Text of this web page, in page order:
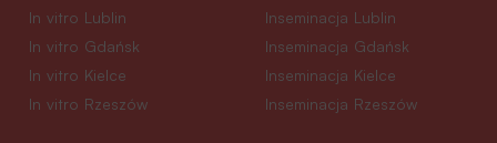
In vitro Lublin
In vitro Gdańsk
In vitro Kielce
In vitro Rzeszów
Inseminacja Lublin
Inseminacja Gdańsk
Inseminacja Kielce
Inseminacja Rzeszów